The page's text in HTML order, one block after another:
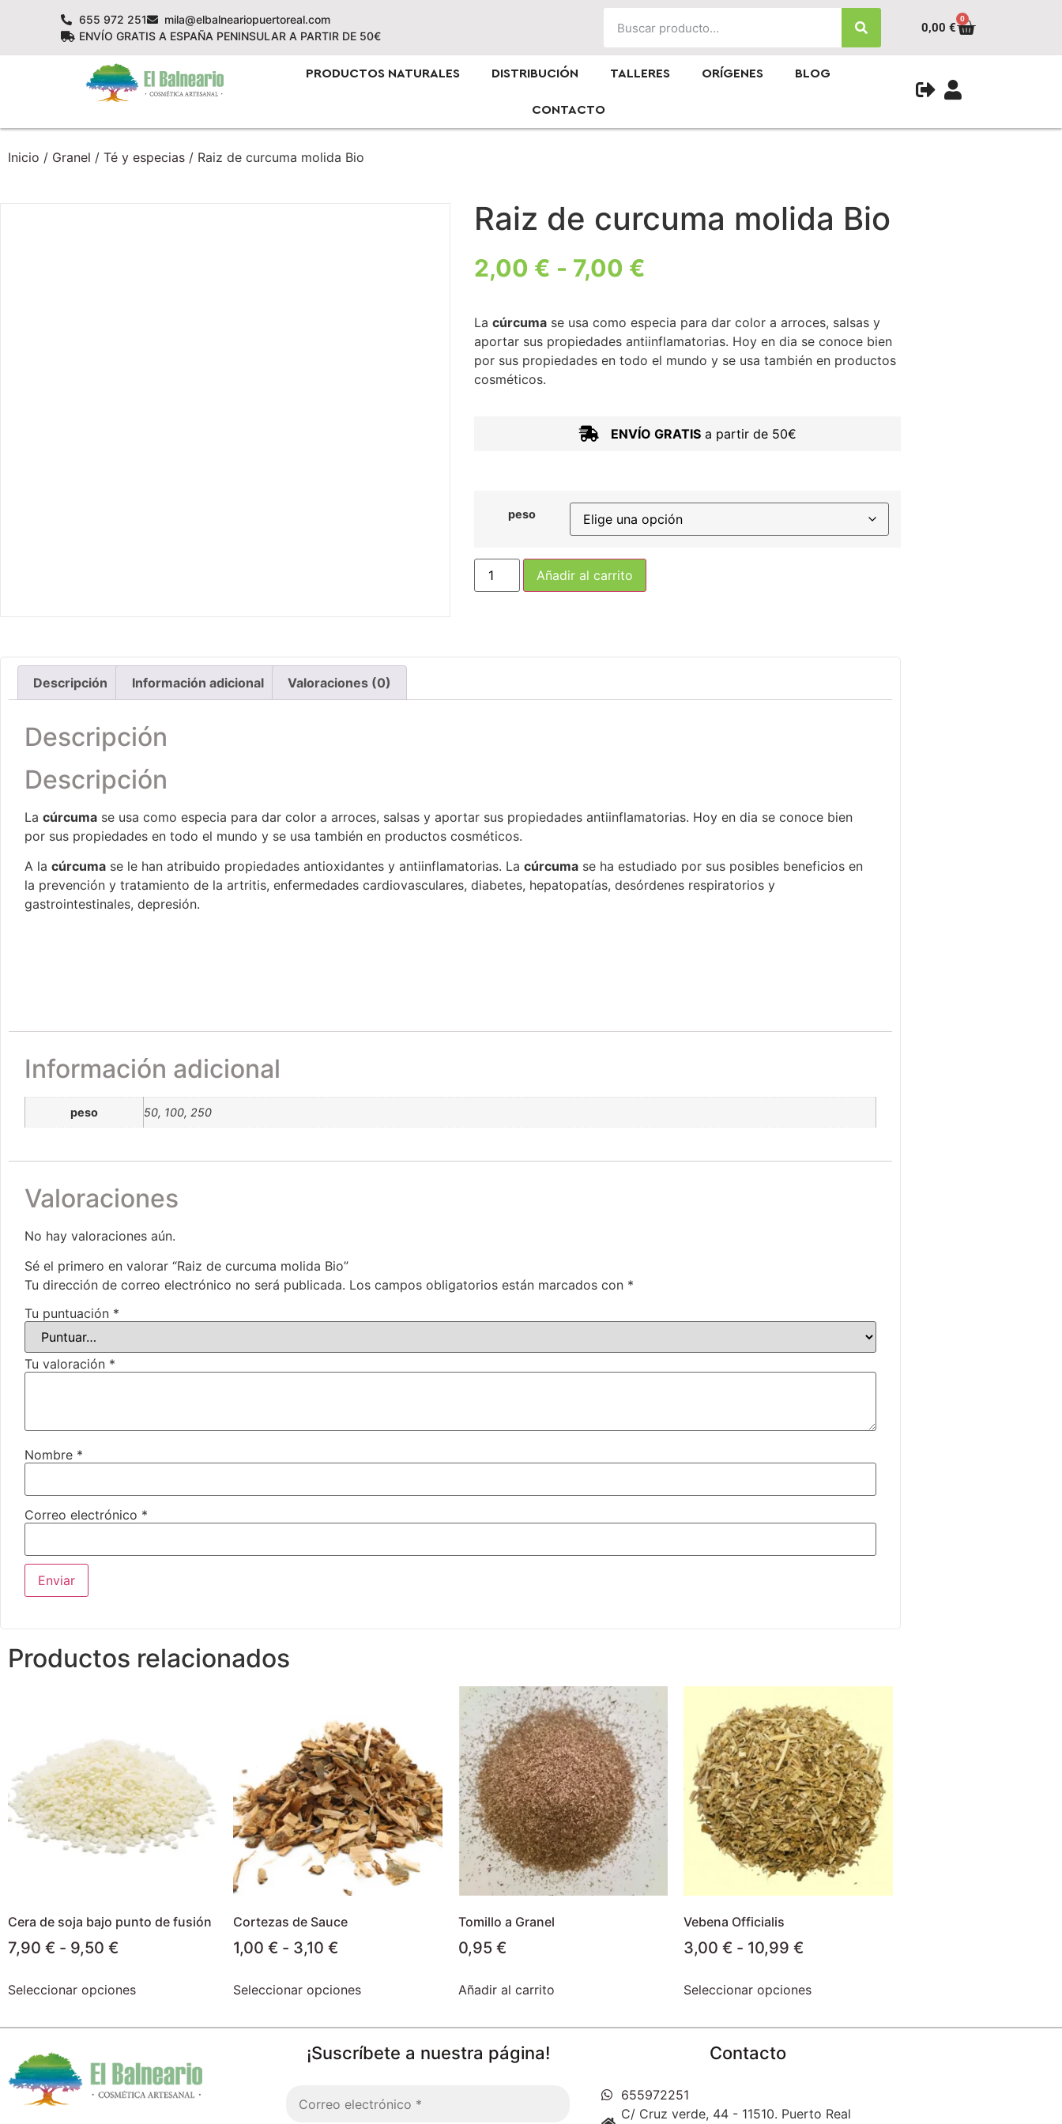
655 972 251
mila@elbalneariopuertoreal.com
ENVÍO GRATIS A ESPAÑA PENINSULAR A PARTIR DE 50€
0,00 €
0
PRODUCTOS NATURALES DISTRIBUCIÓN TALLERES ORÍGENES BLOG
CONTACTO
Inicio / Granel / Té y especias / Raiz de curcuma molida Bio
Raiz de curcuma molida Bio
2,00 € - 7,00 €
La cúrcuma se usa como especia para dar color a arroces, salsas y
aportar sus propiedades antiinflamatorias. Hoy en dia se conoce bien
por sus propiedades en todo el mundo y se usa también en productos
cosméticos.
ENVÍO GRATISa partir de 50€
peso
Añadir al carrito
Descripción Información adicional Valoraciones (0)
Descripción
Descripción
La cúrcuma se usa como especia para dar color a arroces, salsas y aportar sus propiedades antiinflamatorias. Hoy en dia se conoce bien
por sus propiedades en todo el mundo y se usa también en productos cosméticos.
A la cúrcuma se le han atribuido propiedades antioxidantes y antiinflamatorias. La cúrcuma se ha estudiado por sus posibles beneficios en
la prevención y tratamiento de la artritis, enfermedades cardiovasculares, diabetes, hepatopatías, desórdenes respiratorios y
gastrointestinales, depresión.
Información adicional
peso 50, 100, 250
Valoraciones
No hay valoraciones aún.
Sé el primero en valorar “Raiz de curcuma molida Bio”
Tu dirección de correo electrónico no será publicada. Los campos obligatorios están marcados con *
Tu puntuación *
Tu valoración *
Nombre *
Correo electrónico *
Productos relacionados
Cera de soja bajo punto de fusión
7,90 € - 9,50 €
Seleccionar opciones
Cortezas de Sauce
1,00 € - 3,10 €
Seleccionar opciones
Tomillo a Granel
0,95 €
Añadir al carrito
Vebena Officialis
3,00 € - 10,99 €
Seleccionar opciones
¡Suscríbete a nuestra página! Contacto
655972251
C/ Cruz verde, 44 - 11510. Puerto Real